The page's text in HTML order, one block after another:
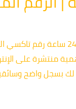
منتشرة على
لك بسجل واضح